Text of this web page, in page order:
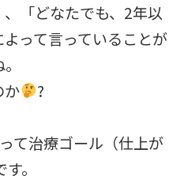
「どなたでも、2年以
って言っていることが
か
?
て治療ゴール（仕上が
。